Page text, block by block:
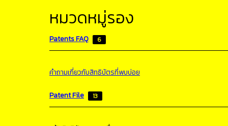
หมวดหมู่รอง
Patents FAQ 6
คำถามเกี่ยวกับสิทธิบัตรที่พบบ่อย
Patent File 13